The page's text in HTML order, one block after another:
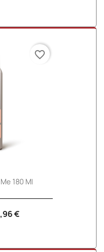
180 Ml
€
favorite_border